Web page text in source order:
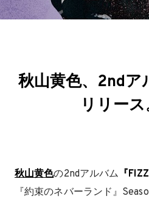
秋山黄色、2ndア
リリー
秋山黄色の2ndアルバム 『
『約束のネバーランド』